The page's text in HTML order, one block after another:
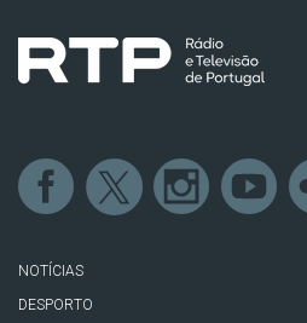
NOTÍCIAS
DESPORTO